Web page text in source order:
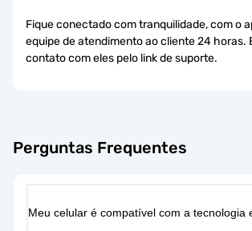
Fique conectado com tranquilidade, com o
equipe de atendimento ao cliente 24 horas.
contato com eles pelo link de suporte.
Perguntas Frequentes
Meu celular é compatível com a tecnologia